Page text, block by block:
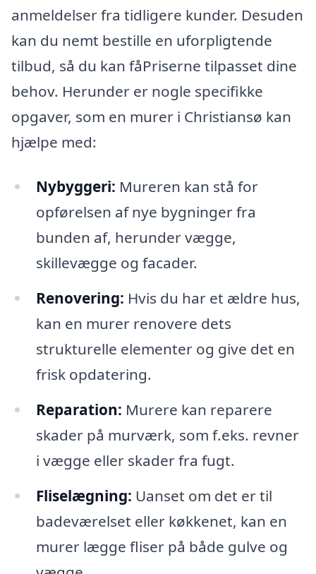
anmeldelser fra tidligere kunder. Desuden
kan du nemt bestille en uforpligtende
tilbud, så du kan fåPriserne tilpasset dine
behov. Herunder er nogle specifikke
opgaver, som en murer i Christiansø kan
hjælpe med:
Nybyggeri: Mureren kan stå for
opførelsen af nye bygninger fra
bunden af, herunder vægge,
skillevægge og facader.
Renovering: Hvis du har et ældre hus,
kan en murer renovere dets
strukturelle elementer og give det en
frisk opdatering.
Reparation: Murere kan reparere
skader på murværk, som f.eks. revner
i vægge eller skader fra fugt.
Fliselægning: Uanset om det er til
badeværelset eller køkkenet, kan en
murer lægge fliser på både gulve og